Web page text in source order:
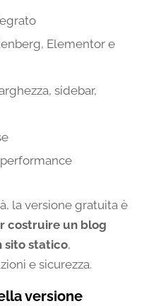
Elementor e
sidebar,
la versione gratuita è
costruire un blog
sito statico,
e sicurezza.
versione